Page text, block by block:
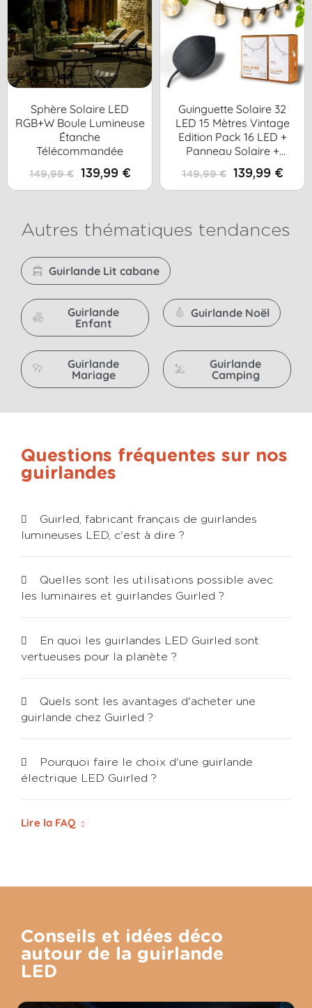
Sphère Solaire LED
RGB+W Boule Lumineuse
Étanche
Télécommandée
149,99 € 139,99 €
Guinguette Solaire 32
LED 15 Mètres Vintage
Edition Pack 16 LED +
Panneau Solaire +
149,99 € 139,99 €
Autres thématiques tendances
Guirlande Lit cabane
Guirlande
Enfant
Guirlande Noël
Guirlande
Mariage
Guirlande
Camping
Questions fréquentes sur nos
guirlandes
Guirled, fabricant français de guirlandes
lumineuses LED, c'est à dire ?
Quelles sont les utilisations possible avec
les luminaires et guirlandes Guirled ?
En quoi les guirlandes LED Guirled sont
vertueuses pour la planète ?
Quels sont les avantages d'acheter une
guirlande chez Guirled ?
Pourquoi faire le choix d'une guirlande
électrique LED Guirled ?
Lire la FAQ
Conseils et idées déco
autour de la guirlande
LED